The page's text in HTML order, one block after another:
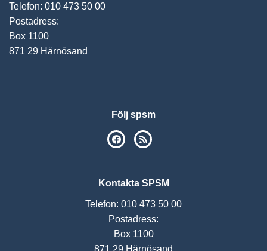
Telefon: 010 473 50 00
Postadress:
Box 1100
871 29 Härnösand
Följ spsm
SPSM på Facebook
Kontakta SPSM
Telefon: 010 473 50 00
Postadress:
Box 1100